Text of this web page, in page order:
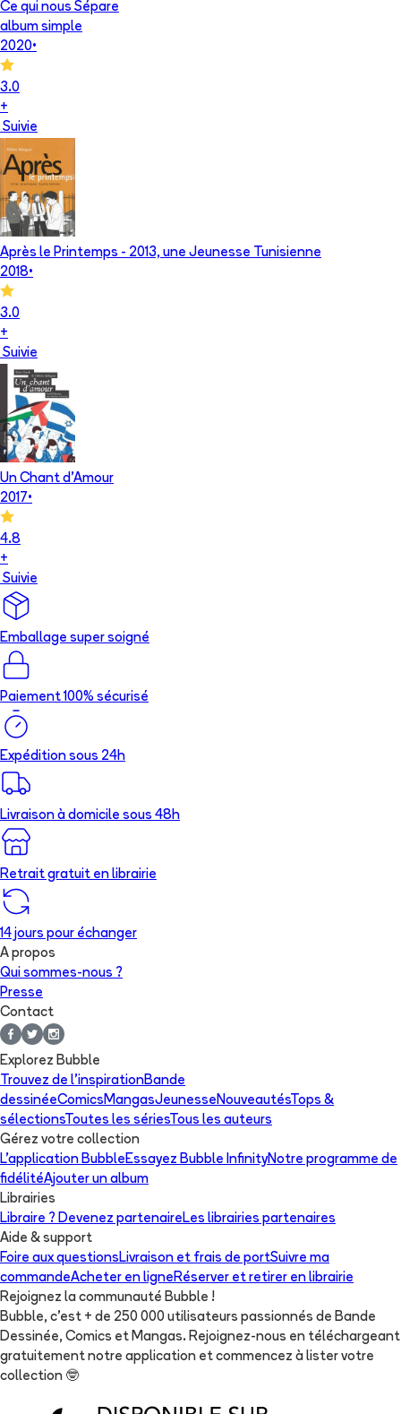
Ce qui nous Sépare
album simple
2020•
3.0
+
Suivie
Après le Printemps - 2013, une Jeunesse Tunisienne
2018•
3.0
+
Suivie
Un Chant d'Amour
2017 •
4.8
+
Suivie
Emballage super soigné
Paiement 100% sécurisé
Expédition sous 24h
Livraison à domicile sous 48h
Retrait gratuit en librairie
14 jours pour échanger
A propos
Qui sommes-nous ?
Presse
Contact
Explorez Bubble
Trouvez de l'inspirationBande
dessinéeComicsMangasJeunesseNouveautésTops &
sélectionsToutes les sériesTous les auteurs
Gérez votre collection
L'application BubbleEssayez Bubble InfinityNotre programme de
fidélitéAjouter un album
Librairies
Libraire ? Devenez partenaireLes librairies partenaires
Aide & support
Foire aux questionsLivraison et frais de portSuivre ma
commandeAcheter en ligneRéserver et retirer en librairie
Rejoignez la communauté Bubble !
Bubble, c'est + de 250 000 utilisateurs passionnés de Bande
Dessinée, Comics et Mangas. Rejoignez-nous en téléchargeant
gratuitement notre application et commencez à lister votre
collection 🤓